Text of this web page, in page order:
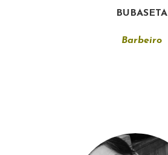
BUBASETA
Barbeiro